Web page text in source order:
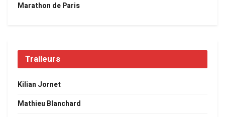
Marathon de Paris
Traileurs
Kilian Jornet
Mathieu Blanchard